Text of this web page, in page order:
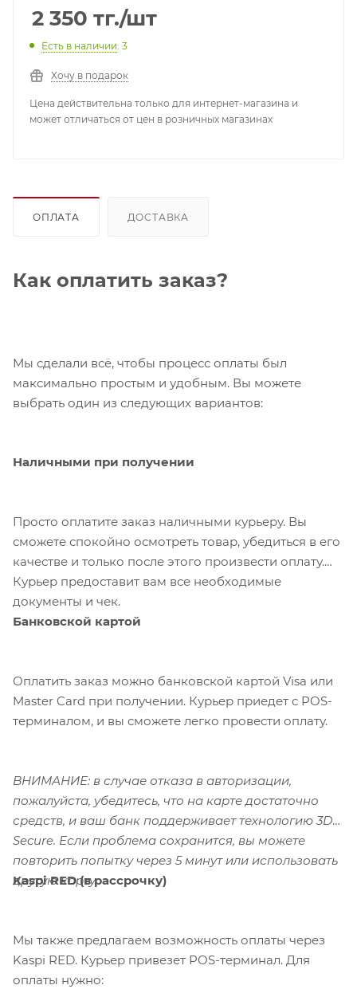
2 350 тг./шт
Есть в наличии: 3
Хочу в подарок
Цена действительна только для интернет-магазина и
может отличаться от цен в розничных магазинах
ОПЛАТА ДОСТАВКА
Как оплатить заказ?
Мы сделали всё, чтобы процесс оплаты был
максимально простым и удобным. Вы можете
выбрать один из следующих вариантов:
Наличными при получении
Просто оплатите заказ наличными курьеру. Вы
сможете спокойно осмотреть товар, убедиться в его
качестве и только после этого произвести оплату.
Курьер предоставит вам все необходимые
документы и чек.
Банковской картой
Оплатить заказ можно банковской картой Visa или
Master Card при получении. Курьер приедет с POS-
терминалом, и вы сможете легко провести оплату.
ВНИМАНИЕ: в случае отказа в авторизации,
пожалуйста, убедитесь, что на карте достаточно
средств, и ваш банк поддерживает технологию 3D-
Secure. Если проблема сохранится, вы можете
повторить попытку через 5 минут или использовать
другую карту.
Kaspi RED (в рассрочку)
Мы также предлагаем возможность оплаты через
Kaspi RED. Курьер привезет POS-терминал. Для
оплаты нужно: